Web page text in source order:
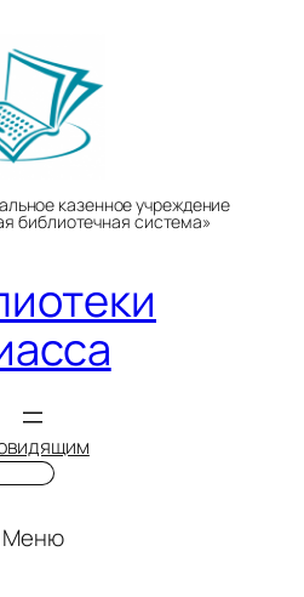
казенное учреждение
библиотечная система»
Меню